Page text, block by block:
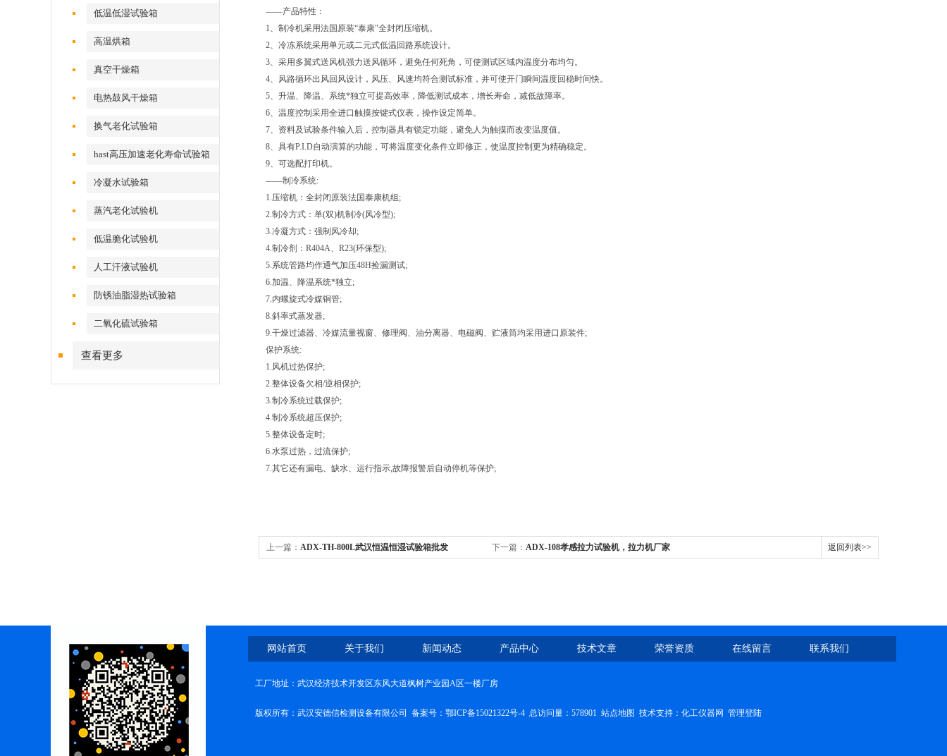
低温低湿试验箱
高温烘箱
真空干燥箱
电热鼓风干燥箱
换气老化试验箱
hast高压加速老化寿命试验箱
冷凝水试验箱
蒸汽老化试验机
低温脆化试验机
人工汗液试验机
防锈油脂湿热试验箱
二氧化硫试验箱
查看更多
——产品特性：
1、制冷机采用法国原装“泰康"全封闭压缩机。
2、冷冻系统采用单元或二元式低温回路系统设计。
3、采用多翼式送风机强力送风循环，避免任何死角，可使测试区域内温度分布均匀。
4、风路循环出风回风设计，风压、风速均符合测试标准，并可使开门瞬间温度回稳时间快。
5、升温、降温、系统*独立可提高效率，降低测试成本，增长寿命，减低故障率。
6、温度控制采用全进口触摸按键式仪表，操作设定简单。
7、资料及试验条件输入后，控制器具有锁定功能，避免人为触摸而改变温度值。
8、具有P.I.D自动演算的功能，可将温度变化条件立即修正，使温度控制更为精确稳定。
9、可选配打印机。
——制冷系统:
1.压缩机：全封闭原装法国泰康机组;
2.制冷方式：单(双)机制冷(风冷型);
3.冷凝方式：强制风冷却;
4.制冷剂：R404A、R23(环保型);
5.系统管路均作通气加压48H捡漏测试;
6.加温、降温系统*独立;
7.内螺旋式冷媒铜管;
8.斜率式蒸发器;
9.干燥过滤器、冷媒流量视窗、修理阀、油分离器、电磁阀、贮液筒均采用进口原装件;
保护系统:
1.风机过热保护;
2.整体设备欠相/逆相保护;
3.制冷系统过载保护;
4.制冷系统超压保护;
5.整体设备定时;
6.水泵过热，过流保护;
7.其它还有漏电、缺水、运行指示,故障报警后自动停机等保护;
上一篇： ADX-TH-800L武汉恒温恒湿试验箱批发 下一篇： ADX-108孝感拉力试验机，拉力机厂家 返回列表>>
网站首页 关于我们 新闻动态 产品中心 技术文章 荣誉资质 在线留言 联系我们
工厂地址：武汉经济技术开发区东风大道枫树产业园A区一楼厂房
版权所有：武汉安德信检测设备有限公司 备案号： 鄂ICP备15021322号-4 总访问量：578901 站点地图 技术支持： 化工仪器网 管理登陆